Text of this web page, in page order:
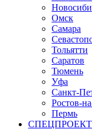
Омск
Самара
Тольятти
Саратов
Тюмень
Уфа
Санкт-
Ростов-
Пермь